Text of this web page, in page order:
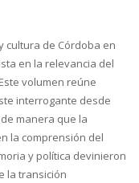
cultura de Córdoba en
en la relevancia del
volumen reúne
interrogante desde
manera que la
la comprensión del
y política devinieron
la transición